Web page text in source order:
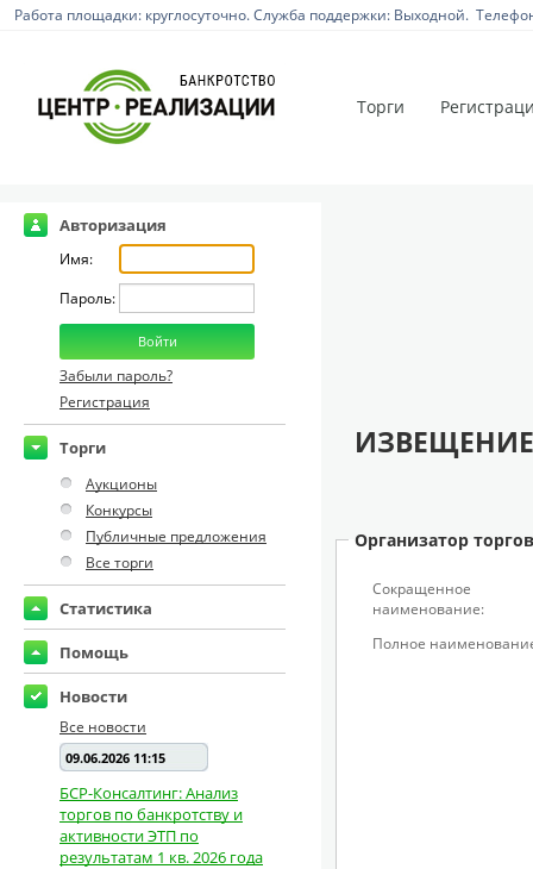
Работа площадки: круглосуточно. Служба поддержки: Выходной.
Торги
Авторизация
Имя:
Пароль:
Забыли пароль?
Регистрация
Торги
Аукционы
Конкурсы
Публичные предложения
Все торги
Статистика
Помощь
Новости
Все новости
09.06.2026 11:15
БСР-Консалтинг: Анализ
торгов по банкротству и
активности ЭТП по
результатам 1 кв. 2026 года
Организатор торгов
Сокращенное
наименование:
Полное